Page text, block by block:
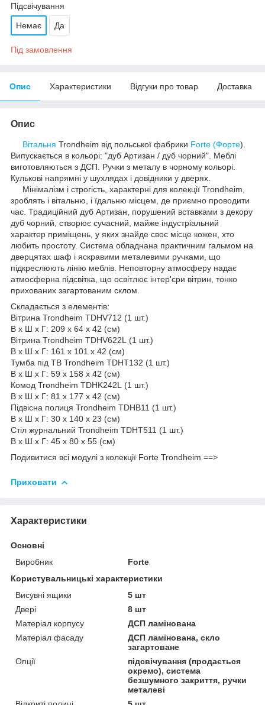
Підсвічування
Немає Да
Під замовлення
Опис Характеристики Відгуки про товар Доставка
Опис
Вітальня Trondheim від польської фабрики Forte (Форте).
Випускається в кольорі: "дуб Артизан / дуб чорний". Меблі
виготовляються з ДСП. Ручки з металу в чорному кольорі.
Кулькові напрямні у шухлядах і довідники у дверях.
Мінімалізм і строгість, характерні для колекції Trondheim,
зроблять і вітальню, і їдальню місцем, де приємно проводити
час. Традиційний дуб Артизан, порушений вставками з декору
дуб чорний, створює сучасний, майже індустріальний
характер приміщень, у яких знайде своє місце кожен, хто
любить простоту. Система обладнана практичним гальмом на
дверцятах шаф і яскравими металевими ручками, що
підкреслюють лінію меблів. Неповторну атмосферу надає
атмосферна підсвітка, що освітлює інтер'єри вітрин, тонко
прихованих загартованим склом.
Складається з елементів:
Вітрина Trondheim TDHV712 (1 шт.)
В х Ш х Г: 209 х 64 х 42 (см)
Вітрина Trondheim TDHV622L (1 шт.)
В х Ш х Г: 161 х 101 х 42 (см)
Тумба під ТВ Trondheim TDHT132 (1 шт.)
В х Ш х Г: 59 х 158 х 42 (см)
Комод Trondheim TDHK242L (1 шт.)
В х Ш х Г: 81 х 177 х 42 (см)
Підвісна полиця Trondheim TDHB11 (1 шт.)
В х Ш х Г: 30 х 140 х 23 (см)
Стіл журнальний Trondheim TDHT511 (1 шт.)
В х Ш х Г: 45 х 80 х 55 (см)
Подивитися всі модулі з колекції Forte Trondheim ==>
Приховати
Характеристики
Основні
Виробник
Forte
Користувальницькі характеристики
Висувні ящики
5 шт
Двері
8 шт
Матеріал корпусу
ДСП ламінована
Матеріал фасаду
ДСП ламінована, скло
загартоване
Опції
підсвічування (продається
окремо), система
безшумного закриття, ручки
металеві